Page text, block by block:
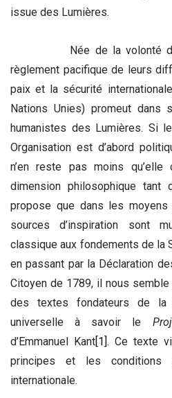
issue des Lumières.
Née de la volonté des
règlement pacifique de leurs
paix et la sécurité
Nations Unies) promeut dans
humanistes des Lumières. Si
Organisation est d’abord
n’en reste pas moins qu’elle
dimension philosophique tant
propose que dans les
sources d’inspiration sont
classique aux fondements de la
en passant par la Déclaration
Citoyen de 1789, il nous
des textes fondateurs de la
universelle à savoir le
d’Emmanuel Kant[1]. Ce texte
principes et les conditions
internationale.